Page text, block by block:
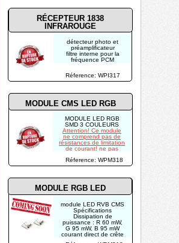
détecteur photo et
préamplificateur
filtre interne pour la
fréquence PCM
blindage contre les EMI
haute immunité à la
lumière ambiante
module LED RVB CMS
Spécifications
Dissipation de
puissance : R 60 mW,
G 95 mW, B 95 mW
courant direct de crête
MODULE LED RGB
SMD 3 COULEURS
Attention! Ce module
ne comprend pas de
résistances de limitation
de courant! ne pas
à 5 V.
Réference: WPI317
Réference: WPM318
MODULE CMS LED RGB
RÉCEPTEUR 1838
INFRAROUGE
MODULE RGB LED